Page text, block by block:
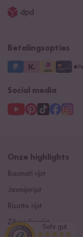
Contacteer ons
Impressum
Betalingsopties
Social media
Onze highlights
Basmati rijst
Jasmijnrijst
Risotto rijst
Zilvervliesrijst
Sehr gut